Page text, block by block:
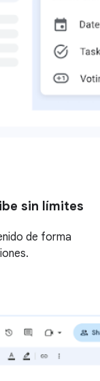
sin límites
de forma